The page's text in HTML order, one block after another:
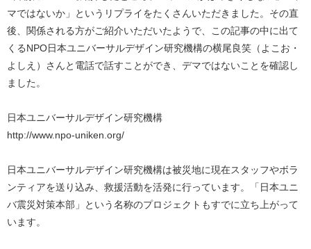
マではないか」というリプライをたくさんいただきました。その直
後、関係される方がご紹介いただいたようで、この記事の中に出て
くるNPO日本ユニバーサルデザイン研究機構の横尾良笑（よこお・
よしえ）さんと電話で話すことができ、デマではないことを確認し
ました。
日本ユニバーサルデザイン研究機構
http://www.npo-uniken.org/
日本ユニバーサルデザイン研究機構は被災地に現在スタッフやボラ
ンティアを送り込み、救援活動を活発に行っています。「日本ユニ
バ震災対策本部」という名称のプロジェクトもすでに立ち上がって
います。